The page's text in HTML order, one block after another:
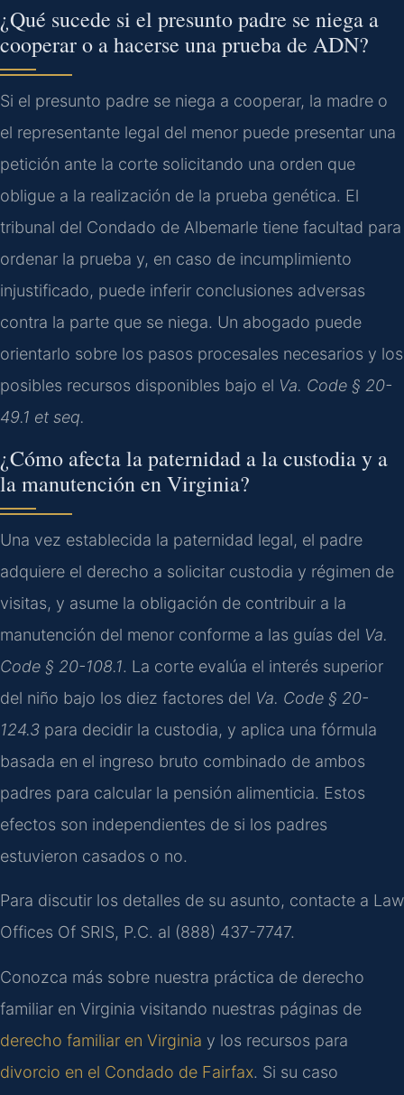
¿Qué sucede si el presunto padre se niega a
cooperar o a hacerse una prueba de ADN?
Si el presunto padre se niega a cooperar, la madre o
el representante legal del menor puede presentar una
petición ante la corte solicitando una orden que
obligue a la realización de la prueba genética. El
tribunal del Condado de Albemarle tiene facultad para
ordenar la prueba y, en caso de incumplimiento
injustificado, puede inferir conclusiones adversas
contra la parte que se niega. Un abogado puede
orientarlo sobre los pasos procesales necesarios y los
posibles recursos disponibles bajo el Va. Code § 20-
49.1 et seq.
¿Cómo afecta la paternidad a la custodia y a
la manutención en Virginia?
Una vez establecida la paternidad legal, el padre
adquiere el derecho a solicitar custodia y régimen de
visitas, y asume la obligación de contribuir a la
manutención del menor conforme a las guías del Va.
Code § 20-108.1. La corte evalúa el interés superior
del niño bajo los diez factores del Va. Code § 20-
124.3 para decidir la custodia, y aplica una fórmula
basada en el ingreso bruto combinado de ambos
padres para calcular la pensión alimenticia. Estos
efectos son independientes de si los padres
estuvieron casados o no.
Para discutir los detalles de su asunto, contacte a Law
Offices Of SRIS, P.C. al (888) 437-7747.
Conozca más sobre nuestra práctica de derecho
familiar en Virginia visitando nuestras páginas de
derecho familiar en Virginia y los recursos para
divorcio en el Condado de Fairfax. Si su caso